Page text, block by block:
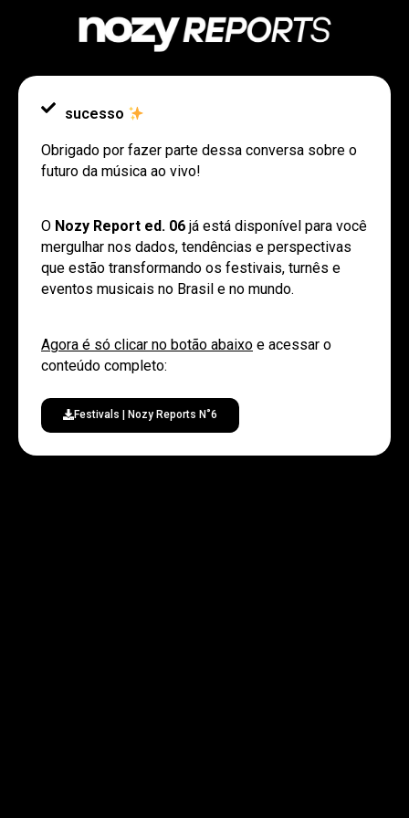
sucesso
Obrigado por fazer parte dessa conversa sobre o
futuro da música ao vivo!
O Nozy Report ed. 06 já está disponível para você
mergulhar nos dados, tendências e perspectivas
que estão transformando os festivais, turnês e
eventos musicais no Brasil e no mundo.
Agora é só clicar no botão abaixo e acessar o
conteúdo completo:
Festivals | Nozy Reports N˚6